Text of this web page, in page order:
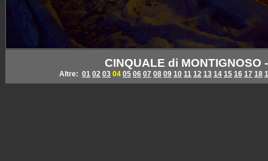
CINQUALE di
Altre: 01 02 03 04 05 06 07 08 09 10 11 12 13 14 15 16 17 18